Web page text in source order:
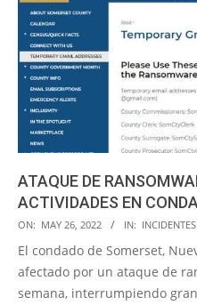
ATAQUE DE
ACTIVIDADES EN
2022-
05-
26
ON: MAY 26, 2022 IN: INCIDENTES
El condado de Somerset,
afectado por un ataque de
semana, interrumpiendo